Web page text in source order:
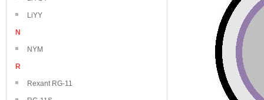
LiYY
N
NYM
R
Rexant RG-11